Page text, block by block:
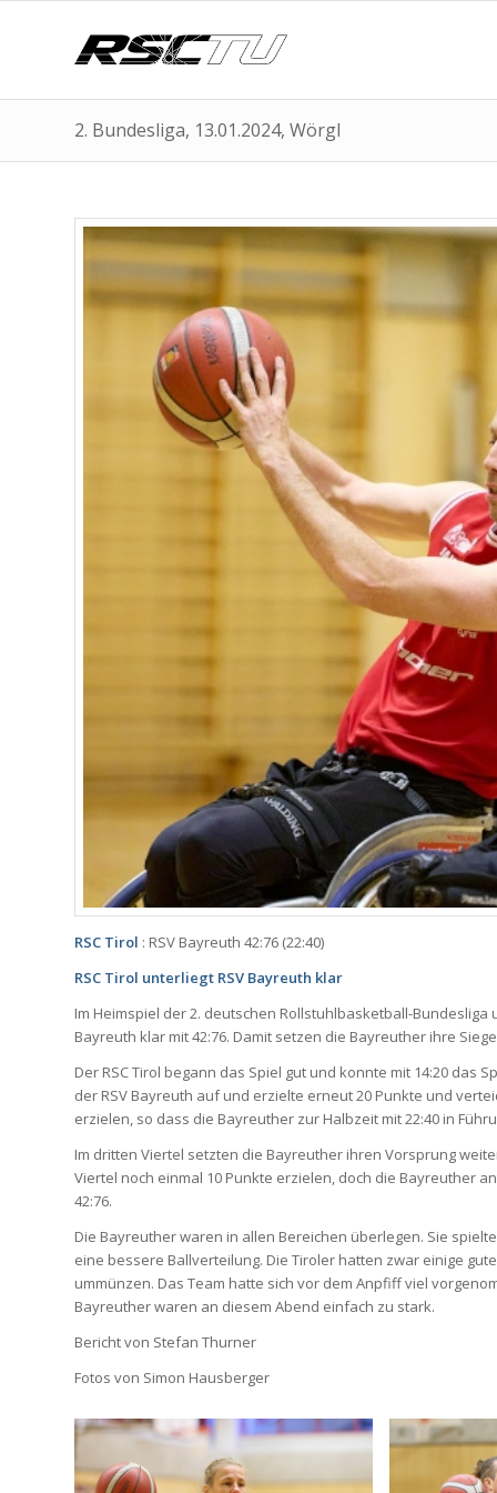
2. Bundesliga, 13.01.2024, Wörgl
RSC Tirol : RSV Bayreuth 42:76 (22:40)
RSC Tirol unterliegt RSV Bayreuth klar
Im Heimspiel der 2. deutschen Rollstuhlbasketball-Bundesliga
Bayreuth klar mit 42:76. Damit setzen die Bayreuther ihre
Der RSC Tirol begann das Spiel gut und konnte mit 14:20 das
der RSV Bayreuth auf und erzielte erneut 20 Punkte und
erzielen, so dass die Bayreuther zur Halbzeit mit 22:40 in
Im dritten Viertel setzten die Bayreuther ihren Vorsprung
Viertel noch einmal 10 Punkte erzielen, doch die Bayreuther
42:76.
Die Bayreuther waren in allen Bereichen überlegen. Sie
eine bessere Ballverteilung. Die Tiroler hatten zwar einige
ummünzen. Das Team hatte sich vor dem Anpfiff viel
Bayreuther waren an diesem Abend einfach zu stark.
Bericht von Stefan Thurner
Fotos von Simon Hausberger